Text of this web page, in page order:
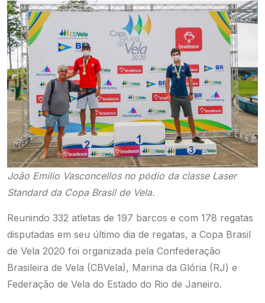
João Emilio Vasconcellos no pódio da classe Laser
Standard da Copa Brasil de Vela.
Reunindo 332 atletas de 197 barcos e com 178 regatas
disputadas em seu último dia de regatas, a Copa Brasil
de Vela 2020 foi organizada pela Confederação
Brasileira de Vela (CBVela), Marina da Glória (RJ) e
Federação de Vela do Estado do Rio de Janeiro.